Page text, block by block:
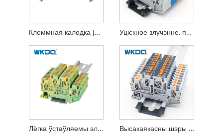
Клеммная калодка JPT 10, якая ўстаўляецца, усталёўваецца на DIN-рэйку 10 мм Уціскное злучэнне, падача клеммнага блока для мантажу на Din-рэйку, стандарт IEC 60947-7-1
Лёгка ўстаўляемы электрычны клеммны блок. Жоўты і зялёны трывалы раз'ёмны блок Высакаякасны шэры JPTTB 2.5-PV Push ва ўніверсальнай клеммнай калодцы, сертыфікаванай CE